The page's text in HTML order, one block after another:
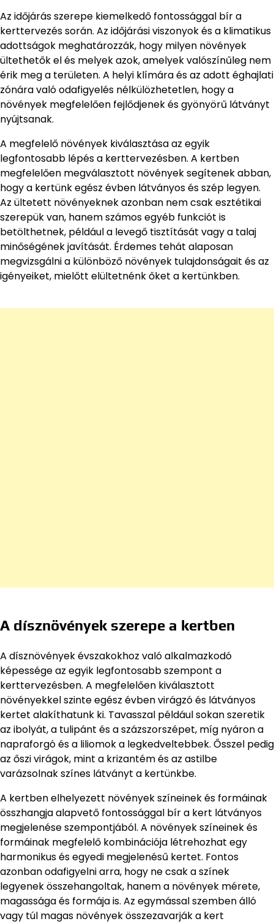
Az időjárás szerepe kiemelkedő fontossággal bír a
kerttervezés során. Az időjárási viszonyok és a klimatikus
adottságok meghatározzák, hogy milyen növények
ültethetők el és melyek azok, amelyek valószínűleg nem
érik meg a területen. A helyi klímára és az adott éghajlati
zónára való odafigyelés nélkülözhetetlen, hogy a
növények megfelelően fejlődjenek és gyönyörű látványt
nyújtsanak.
A megfelelő növények kiválasztása az egyik
legfontosabb lépés a kerttervezésben. A kertben
megfelelően megválasztott növények segítenek abban,
hogy a kertünk egész évben látványos és szép legyen.
Az ültetett növényeknek azonban nem csak esztétikai
szerepük van, hanem számos egyéb funkciót is
betölthetnek, például a levegő tisztítását vagy a talaj
minőségének javítását. Érdemes tehát alaposan
megvizsgálni a különböző növények tulajdonságait és az
igényeiket, mielőtt elültetnénk őket a kertünkben.
A dísznövények szerepe a kertben
A dísznövények évszakokhoz való alkalmazkodó
képessége az egyik legfontosabb szempont a
kerttervezésben. A megfelelően kiválasztott
növényekkel szinte egész évben virágzó és látványos
kertet alakíthatunk ki. Tavasszal például sokan szeretik
az ibolyát, a tulipánt és a százszorszépet, míg nyáron a
napraforgó és a liliomok a legkedveltebbek. Ősszel pedig
az őszi virágok, mint a krizantém és az astilbe
varázsolnak színes látványt a kertünkbe.
A kertben elhelyezett növények színeinek és formáinak
összhangja alapvető fontossággal bír a kert látványos
megjelenése szempontjából. A növények színeinek és
formáinak megfelelő kombinációja létrehozhat egy
harmonikus és egyedi megjelenésű kertet. Fontos
azonban odafigyelni arra, hogy ne csak a színek
legyenek összehangoltak, hanem a növények mérete,
magassága és formája is. Az egymással szemben álló
vagy túl magas növények összezavarják a kert